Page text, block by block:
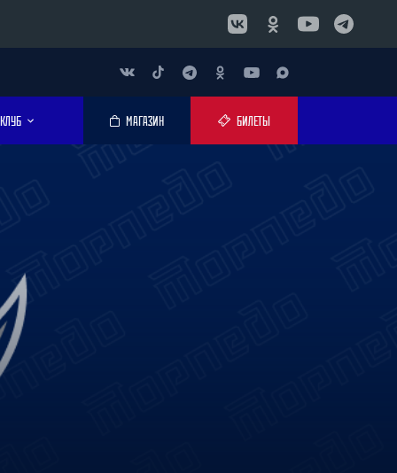
КЛУБ МАГАЗИН БИЛЕТЫ